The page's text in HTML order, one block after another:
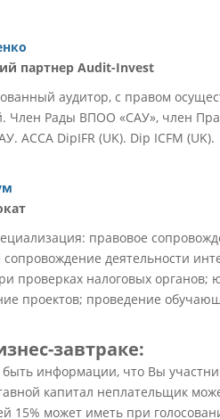
партнер Audit-Invest
аудитор, с правом
Член Рады ВПОО «САУ», член
АССА DipIFR (UK). Dip ICFM (UK).
правовое
сопровождение деятельности
проверках налоговых органов;
проектов; проведение
завтраке:
информации, что Вы
капитал неплательщик
15% может иметь при